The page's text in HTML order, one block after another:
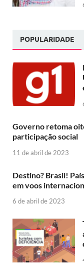
POPULARIDADE
Governo retoma
participação social
11 de abril de 2023
Destino? Brasil!
em voos
6 de abril de 2023